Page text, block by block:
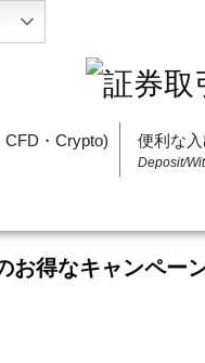
・Crypto) 便利な
Deposit/
お得なキャンペー